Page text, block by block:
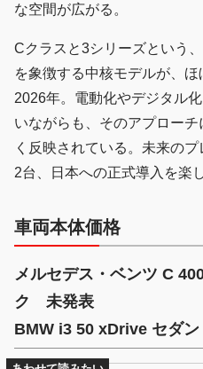
な空間が広がる。
Cクラスと3シリーズという
を象徴する中核モデルが、
2026年。電動化やデジタル
いながらも、そのアプロー
く反映されている。未来の
2台、日本への正式導入を楽
車両本体価格
メルセデス・ベンツ C
ク 未発表
BMW i3 50 xDrive セダ